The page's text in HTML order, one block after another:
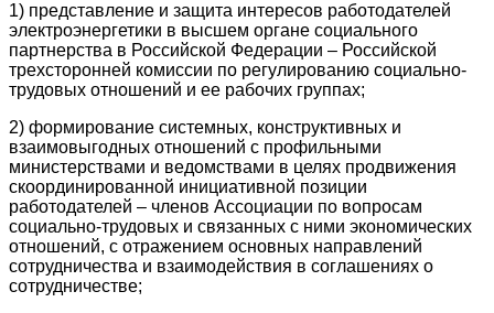
1) представление и защита интересов работодателей
электроэнергетики в высшем органе социального
партнерства в Российской Федерации – Российской
трехсторонней комиссии по регулированию социально-
трудовых отношений и ее рабочих группах;
2) формирование системных, конструктивных и
взаимовыгодных отношений с профильными
министерствами и ведомствами в целях продвижения
скоординированной инициативной позиции
работодателей – членов Ассоциации по вопросам
социально-трудовых и связанных с ними экономических
отношений, с отражением основных направлений
сотрудничества и взаимодействия в соглашениях о
сотрудничестве;